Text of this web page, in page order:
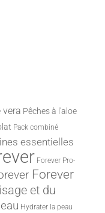
vera Pêches à l'aloe
Pack combiné
essentielles
Forever Pro-
Forever
et du
Hydrater la peau